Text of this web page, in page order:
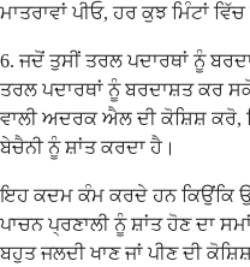
ਮਾਤਰਾਵਾਂ ਪੀਓ, ਹਰ ਕੁਝ ਮਿੰਟਾਂ
6. ਜਦੋਂ ਤੁਸੀਂ ਤਰਲ ਪਦਾਰਥਾਂ ਨੂੰ
ਤਰਲ ਪਦਾਰਥਾਂ ਨੂੰ ਬਰਦਾਸ਼ਤ ਕਰ
ਵਾਲੀ ਅਦਰਕ ਐਲ ਦੀ ਕੋਸ਼ਿਸ਼ ਕਰੋ,
ਬੇਚੈਨੀ ਨੂੰ ਸ਼ਾਂਤ ਕਰਦਾ ਹੈ।
ਇਹ ਕਦਮ ਕੰਮ ਕਰਦੇ ਹਨ ਕਿਉਂਕਿ
ਪਾਚਨ ਪ੍ਰਣਾਲੀ ਨੂੰ ਸ਼ਾਂਤ ਹੋਣ ਦਾ
ਬਹੁਤ ਜਲਦੀ ਖਾਣ ਜਾਂ ਪੀਣ ਦੀ